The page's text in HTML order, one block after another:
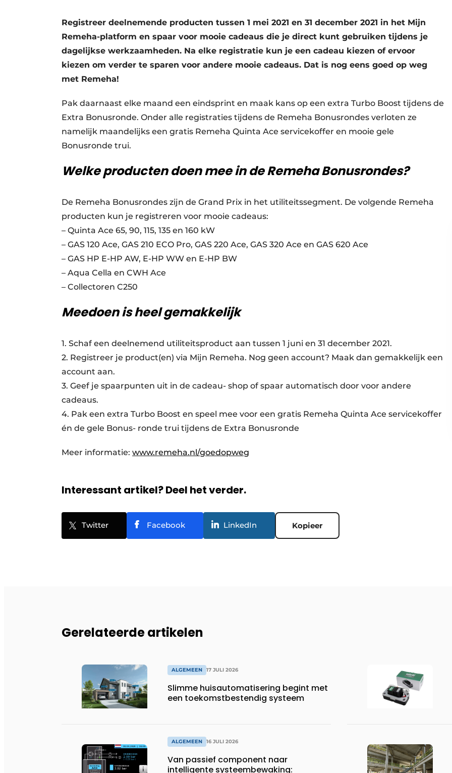
Video’s
Registreer deelnemende producten tussen 1 mei 2021 en 31 december 2021 in het Mijn
Remeha-platform en spaar voor mooie cadeaus die je direct kunt gebruiken tijdens je
dagelijkse werkzaamheden. Na elke registratie kun je een cadeau kiezen of ervoor
kiezen om verder te sparen voor andere mooie cadeaus. Dat is nog eens goed op weg
met Remeha!
Pak daarnaast elke maand een eindsprint en maak kans op een extra Turbo Boost tijdens de
Extra Bonusronde. Onder alle registraties tijdens de Remeha Bonusrondes verloten ze
namelijk maandelijks een gratis Remeha Quinta Ace servicekoffer en mooie gele
Bonusronde trui.
Welke producten doen mee in de Remeha Bonusrondes?
De Remeha Bonusrondes zijn de Grand Prix in het utiliteitssegment. De volgende Remeha
producten kun je registreren voor mooie cadeaus:
– Quinta Ace 65, 90, 115, 135 en 160 kW
– GAS 120 Ace, GAS 210 ECO Pro, GAS 220 Ace, GAS 320 Ace en GAS 620 Ace
– GAS HP E-HP AW, E-HP WW en E-HP BW
– Aqua Cella en CWH Ace
– Collectoren C250
Meedoen is heel gemakkelijk
1. Schaf een deelnemend utiliteitsproduct aan tussen 1 juni en 31 december 2021.
2. Registreer je product(en) via Mijn Remeha. Nog geen account? Maak dan gemakkelijk een
account aan.
3. Geef je spaarpunten uit in de cadeau- shop of spaar automatisch door voor andere
cadeaus.
4. Pak een extra Turbo Boost en speel mee voor een gratis Remeha Quinta Ace servicekoffer
én de gele Bonus- ronde trui tijdens de Extra Bonusronde
Meer informatie: www.remeha.nl/goedopweg
Interessant artikel? Deel het verder.
Twitter Facebook LinkedIn Kopieer
Gerelateerde artikelen
ALGEMEEN 17 JULI 2026
Slimme huisautomatisering begint met
een toekomstbestendig systeem
ALGEMEEN 16 JULI 2026
Van passief component naar
intelligente systeembewaking: